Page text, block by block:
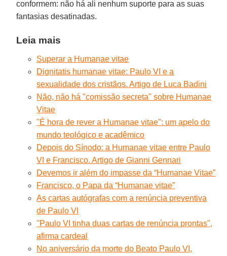
conformem: não há ali nenhum suporte para as suas
fantasias desatinadas.
Leia mais
Superar a Humanae vitae
Dignitatis humanae vitae: Paulo VI e a
sexualidade dos cristãos. Artigo de Luca Badini
Não, não há "comissão secreta" sobre Humanae
Vitae
"É hora de rever a Humanae vitae": um apelo do
mundo teológico e acadêmico
Depois do Sínodo: a Humanae vitae entre Paulo
VI e Francisco. Artigo de Gianni Gennari
Devemos ir além do impasse da “Humanae Vitae”
Francisco, o Papa da “Humanae vitae”
As cartas autógrafas com a renúncia preventiva
de Paulo VI
''Paulo VI tinha duas cartas de renúncia prontas'',
afirma cardeal
No aniversário da morte do Beato Paulo VI,